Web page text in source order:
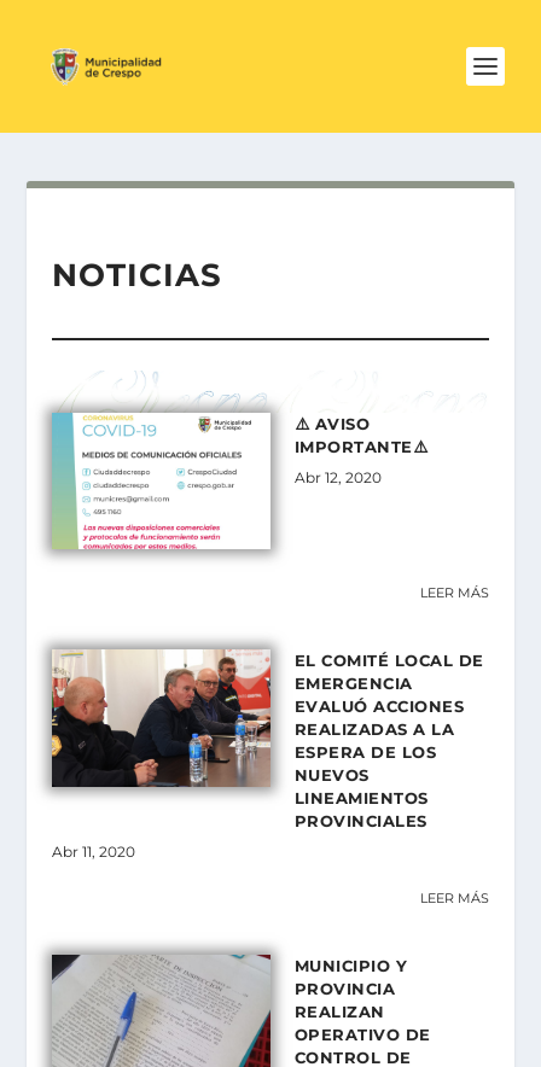
NOTICIAS
⚠️ AVISO
IMPORTANTE⚠️
Abr 12, 2020
LEER MÁS
EL COMITÉ LOCAL DE
EMERGENCIA
EVALUÓ ACCIONES
REALIZADAS A LA
ESPERA DE LOS
NUEVOS
LINEAMIENTOS
PROVINCIALES
Abr 11, 2020
LEER MÁS
MUNICIPIO Y
PROVINCIA
REALIZAN
OPERATIVO DE
CONTROL DE